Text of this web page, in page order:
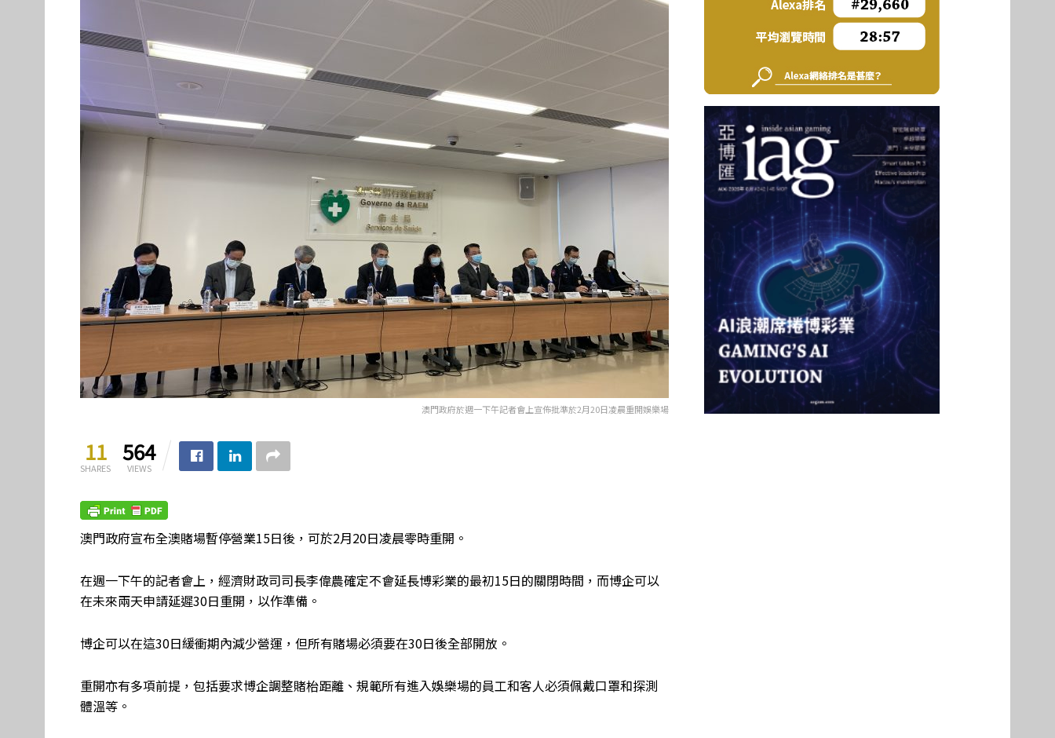
澳門政府於週一下午記者會上宣佈批準於2月20日凌晨重開娛樂場
11
SHARES
564
VIEWS
澳門政府宣布全澳賭場暫停營業15日後，可於2月20日凌晨零時重開。
在週一下午的記者會上，經濟財政司司長李偉農確定不會延長博彩業的最初15日的關閉時間，而博企可以
在未來兩天申請延遲30日重開，以作準備。
博企可以在這30日緩衝期內減少營運，但所有賭場必須要在30日後全部開放。
重開亦有多項前提，包括要求博企調整賭枱距離、規範所有進入娛樂場的員工和客人必須佩戴口罩和探測
體溫等。